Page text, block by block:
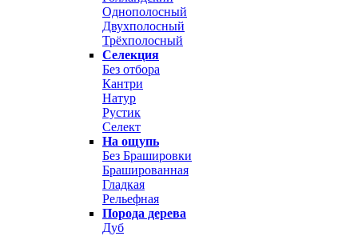
Однополосный
Двухполосный
Трёхполосный
Селекция
Без отбора
Кантри
Натур
Рустик
Селект
На ощупь
Без Брашировки
Брашированная
Гладкая
Рельефная
Порода дерева
Дуб